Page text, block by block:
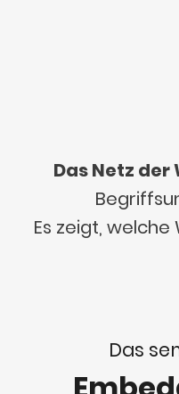
Das Netz der
Es zeigt,
Das